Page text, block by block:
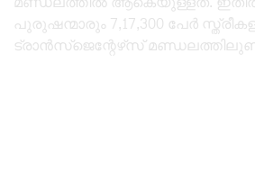
പുരുഷന്മാരും 7,17,300 പേർ
ട്രാൻസ്‌ജെന്റേഴ്‌സ്